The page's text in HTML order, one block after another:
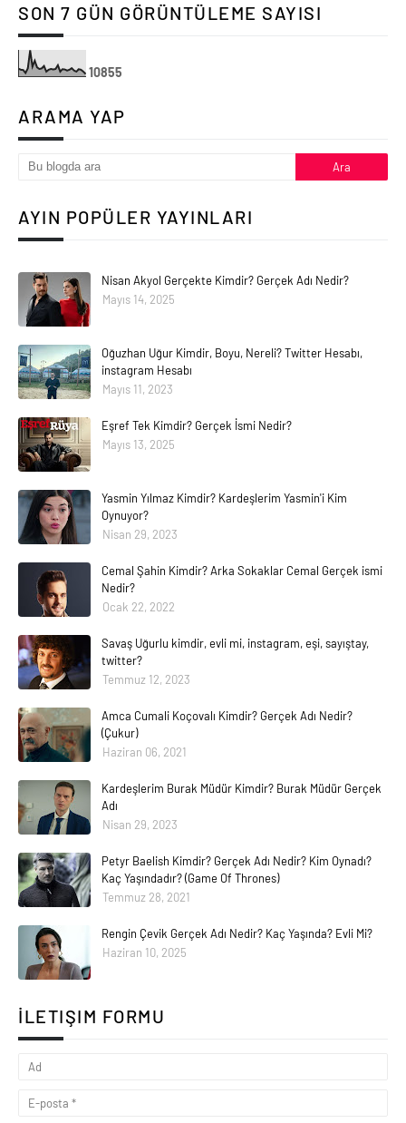
SON 7 GÜN GÖRÜNTÜLEME SAYISI
10855
ARAMA YAP
AYIN POPÜLER YAYINLARI
Nisan Akyol Gerçekte Kimdir? Gerçek Adı Nedir?
Mayıs 14, 2025
Oğuzhan Uğur Kimdir, Boyu, Nereli? Twitter Hesabı,
instagram Hesabı
Mayıs 11, 2023
Eşref Tek Kimdir? Gerçek İsmi Nedir?
Mayıs 13, 2025
Yasmin Yılmaz Kimdir? Kardeşlerim Yasmin'i Kim
Oynuyor?
Nisan 29, 2023
Cemal Şahin Kimdir? Arka Sokaklar Cemal Gerçek ismi
Nedir?
Ocak 22, 2022
Savaş Uğurlu kimdir, evli mi, instagram, eşi, sayıştay,
twitter?
Temmuz 12, 2023
Amca Cumali Koçovalı Kimdir? Gerçek Adı Nedir?
(Çukur)
Haziran 06, 2021
Kardeşlerim Burak Müdür Kimdir? Burak Müdür Gerçek
Adı
Nisan 29, 2023
Petyr Baelish Kimdir? Gerçek Adı Nedir? Kim Oynadı?
Kaç Yaşındadır? (Game Of Thrones)
Temmuz 28, 2021
Rengin Çevik Gerçek Adı Nedir? Kaç Yaşında? Evli Mi?
Haziran 10, 2025
İLETIŞIM FORMU